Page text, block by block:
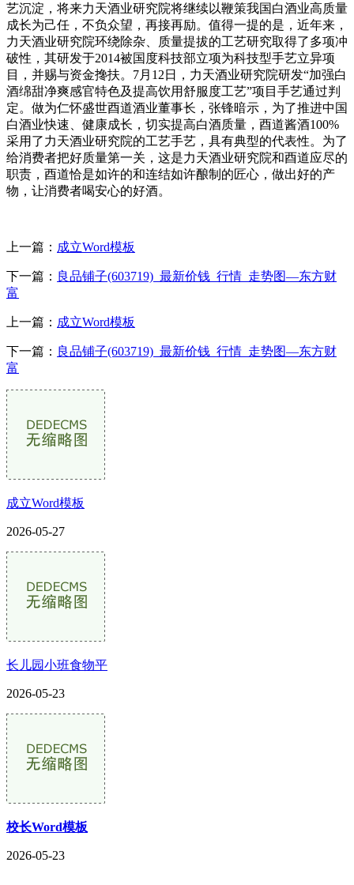
艺沉淀，将来力天酒业研究院将继续以鞭策我国白酒业高质量
成长为己任，不负众望，再接再励。值得一提的是，近年来，
力天酒业研究院环绕除杂、质量提拔的工艺研究取得了多项冲
破性，其研发于2014被国度科技部立项为科技型手艺立异项
目，并赐与资金搀扶。7月12日，力天酒业研究院研发“加强白
酒绵甜净爽感官特色及提高饮用舒服度工艺”项目手艺通过判
定。做为仁怀盛世酉道酒业董事长，张锋暗示，为了推进中国
白酒业快速、健康成长，切实提高白酒质量，酉道酱酒100%
采用了力天酒业研究院的工艺手艺，具有典型的代表性。为了
给消费者把好质量第一关，这是力天酒业研究院和酉道应尽的
职责，酉道恰是如许的和连结如许酿制的匠心，做出好的产
物，让消费者喝安心的好酒。
上一篇： 成立Word模板
下一篇： 良品铺子(603719)_最新价钱_行情_走势图—东方财
富
上一篇： 成立Word模板
下一篇： 良品铺子(603719)_最新价钱_行情_走势图—东方财
富
成立Word模板
2026-05-27
长儿园小班食物平
2026-05-23
校长Word模板
2026-05-23